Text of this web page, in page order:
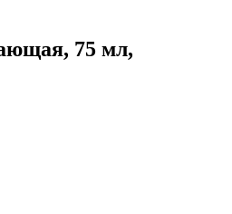
75 мл,